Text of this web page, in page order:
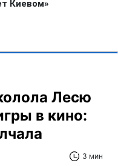
Лесю
в кино:
3 мин